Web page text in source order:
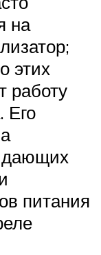
на
этих
работу
Его
питания